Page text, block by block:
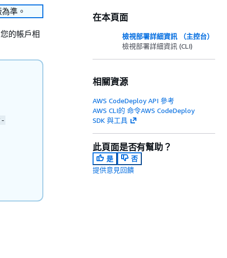
準。
的帳戶相
在本頁面
檢視部署詳細資訊 （主控台）
檢視部署詳細資訊 (CLI)
相關資源
AWS CodeDeploy API 參考
AWS CLI的 命令AWS CodeDeploy
SDK 與工具
此頁面是否有幫助？
是
否
提供意見回饋